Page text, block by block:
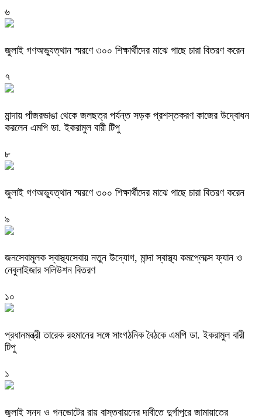
৬
জুলাই গণঅভ্যুত্থান স্মরণে ৩০০ শিক্ষার্থীদের মাঝে গাছে চারা বিতরণ করেন
৭
মান্দায় পাঁজরভাঙা থেকে জলছত্র পর্যন্ত সড়ক প্রশস্তকরণ কাজের উদ্বোধন
করলেন এমপি ডা. ইকরামুল বারী টিপু
৮
জুলাই গণঅভ্যুত্থান স্মরণে ৩০০ শিক্ষার্থীদের মাঝে গাছে চারা বিতরণ করেন
৯
জনসেবামূলক স্বাস্থ্যসেবায় নতুন উদ্যোগ, মান্দা স্বাস্থ্য কমপ্লেক্সে ফ্যান ও
নেবুলাইজার সলিউশন বিতরণ
১০
প্রধানমন্ত্রী তারেক রহমানের সঙ্গে সাংগঠনিক বৈঠকে এমপি ডা. ইকরামুল বারী
টিপু
১
জুলাই সনদ ও গনভোটের রায় বাস্তবায়নের দাবীতে দুর্গাপুরে জামায়াতের